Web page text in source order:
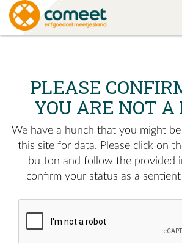
PLEASE
YOU ARE NOT A
We have a hunch that you might
this site for data. Please click on
button and follow the provided
confirm your status as a